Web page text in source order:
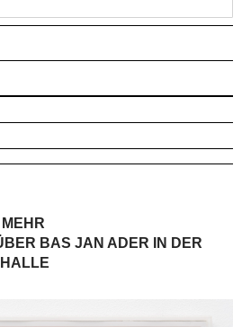
BAS JAN ADER IN DER